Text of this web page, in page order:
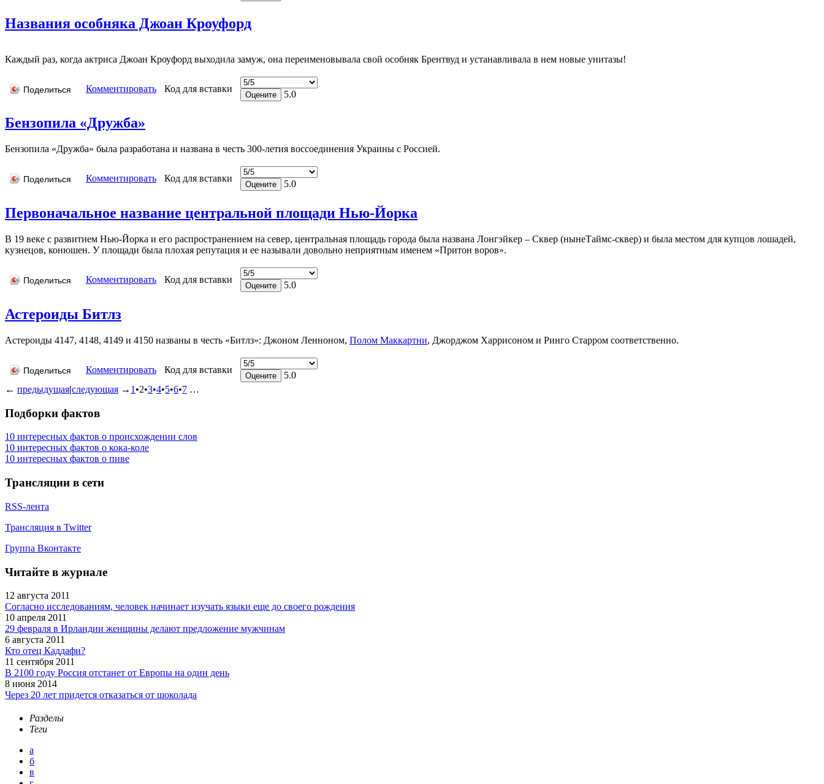
Названия особняка Джоан Кроуфорд
Каждый раз, когда актриса Джоан Кроуфорд выходила замуж, она переименовывала свой особняк Брентвуд и устанавливала в нем новые унитазы!
Поделиться Комментировать Код для вставки
5.0
Бензопила «Дружба»
Бензопила «Дружба» была разработана и названа в честь 300-летия воссоединения Украины с Россией.
Поделиться Комментировать Код для вставки
5.0
Первоначальное название центральной площади Нью-Йорка
В 19 веке с развитием Нью-Йорка и его распространением на север, центральная площадь города была названа Лонгэйкер – Сквер (нынеТаймс-сквер) и была местом для купцов лошадей,
кузнецов, конюшен. У площади была плохая репутация и ее называли довольно неприятным именем «Притон воров».
Поделиться Комментировать Код для вставки
5.0
Астероиды Битлз
Астероиды 4147, 4148, 4149 и 4150 названы в честь «Битлз»: Джоном Ленноном, Полом Маккартни, Джорджом Харрисоном и Ринго Старром соответственно.
Поделиться Комментировать Код для вставки
5.0
← предыдущая|следующая → 1 •2•3•4•5•6•7 …
Подборки фактов
10 интересных фактов о происхождении слов
10 интересных фактов о кока-коле
10 интересных фактов о пиве
Трансляции в сети
RSS-лента
Трансляция в Twitter
Группа Вконтакте
Читайте в журнале
12 августа 2011
Согласно исследованиям, человек начинает изучать языки еще до своего рождения
10 апреля 2011
29 февраля в Ирландии женщины делают предложение мужчинам
6 августа 2011
Кто отец Каддафи?
11 сентября 2011
В 2100 году Россия отстанет от Европы на один день
8 июня 2014
Через 20 лет придется отказаться от шоколада
Разделы
Теги
а
б
в